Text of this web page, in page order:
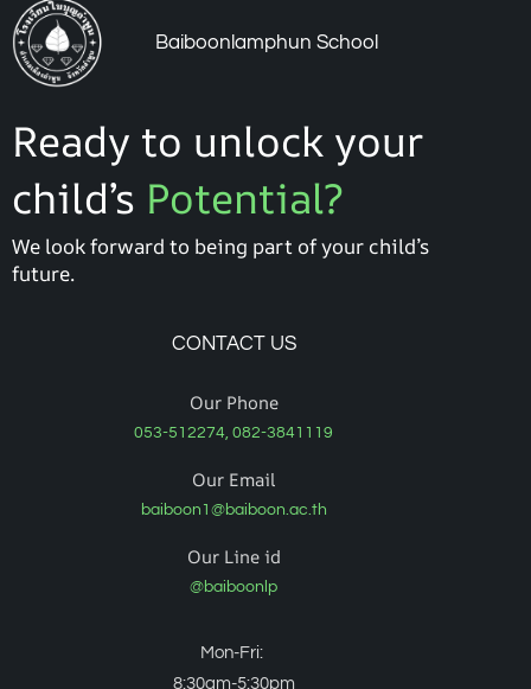
Baiboonlamphun School
Ready to unlock your
child’s Potential?
We look forward to being part of your child’s
future.
CONTACT US
Our Phone
053-512274, 082-3841119
Our Email
baiboon1@baiboon.ac.th
Our Line id
@baiboonlp
Mon-Fri:
8:30am-5:30pm